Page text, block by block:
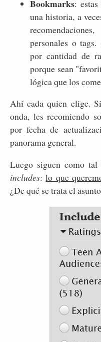
Bookmarks:
una historia, a
personales o
por cantidad de
porque sean
lógica que los
Ahí cada quien elige.
onda, les recomiendo
por fecha de
panorama general.
Luego siguen como
includes:lo que
¿De qué se trata el